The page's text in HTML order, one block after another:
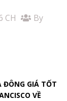
CH
By
ĐÔNG GIÁ TỐT
VỀ